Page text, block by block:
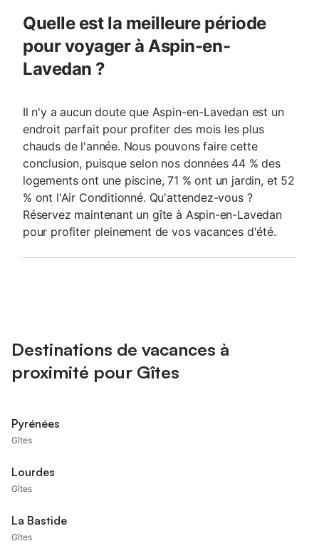
Quelle est la meilleure période
pour voyager à Aspin-en-
Lavedan ?
Il n'y a aucun doute que Aspin-en-Lavedan est un
endroit parfait pour profiter des mois les plus
chauds de l'année. Nous pouvons faire cette
conclusion, puisque selon nos données 44 % des
logements ont une piscine, 71 % ont un jardin, et 52
% ont l'Air Conditionné. Qu'attendez-vous ?
Réservez maintenant un gîte à Aspin-en-Lavedan
pour profiter pleinement de vos vacances d'été.
Destinations de vacances à
proximité pour Gîtes
Pyrénées
Gîtes
Lourdes
Gîtes
La Bastide
Gîtes